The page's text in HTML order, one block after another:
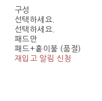
구성
선택하세요.
선택하세요.
패드만
패드+홑이불 (품절)
재입고 알림 신청